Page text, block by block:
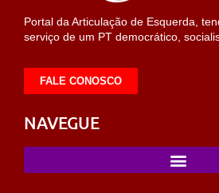
Portal da Articulação de Esquerda,
serviço de um PT democrático,
FALE CONOSCO
NAVEGUE